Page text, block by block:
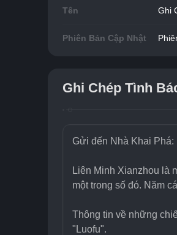
Tên Ghi
Phiên Bản Cập Nhật
Ghi Chép Tình
Gửi đến Nhà Khai Phá:
Liên Minh Xianzhou là
một trong số đó. Năm
Thông tin về những
"Luofu".